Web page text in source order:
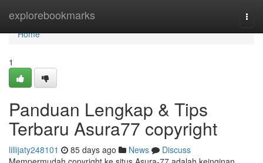
explorebookmarks
Home
Home
1
Panduan Lengkap & Tips
Terbaru Asura77 copyright
lillijaty248101 85 days ago News
Discuss